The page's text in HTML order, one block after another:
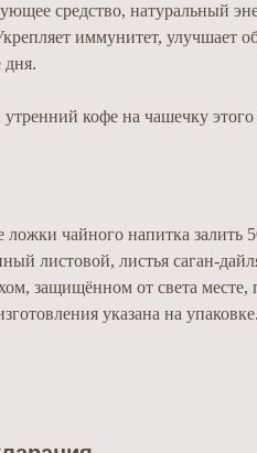
средство, натуральный
иммунитет, улучшает
дня.
кофе на чашечку
ложки чайного напитка залить
листовой, листья саган-
защищённом от света
указана на упаковке.